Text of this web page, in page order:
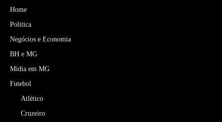
Home
Política
Negócios e Economia
BH e MG
Mídia em MG
Futebol
Atlético
Cruzeiro